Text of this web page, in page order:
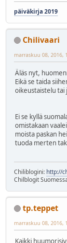
päiväkirja 2019
Chilivaari
marraskuu 08, 2016,
Äläs nyt,
Eikä se taida
oikeustaistelu tai
Ei se kyllä
omistakaan
moista paskan
tuoda merten
Chiliblogini: http://
Chilblogit
tp.teppet
marraskuu 08, 2016,
Kaikki